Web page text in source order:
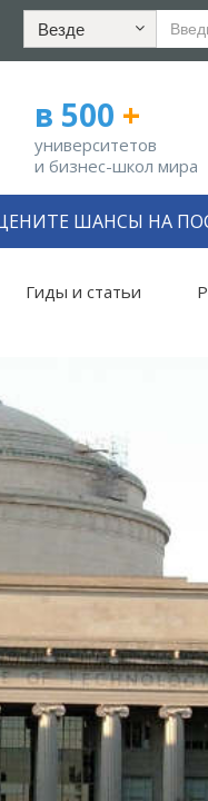
Везде
в 500 +
университетов
и бизнес-школ мира
ШАНСЫ НА
Гиды и статьи